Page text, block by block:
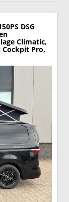
DSG
Climatic,
Cockpit Pro,